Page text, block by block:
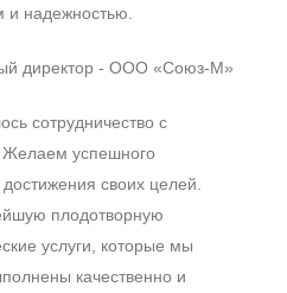
надежностью.
директор - ООО «Союз-М»
сотрудничество с
успешного
своих целей.
плодотворную
услуги, которые мы
качественно и